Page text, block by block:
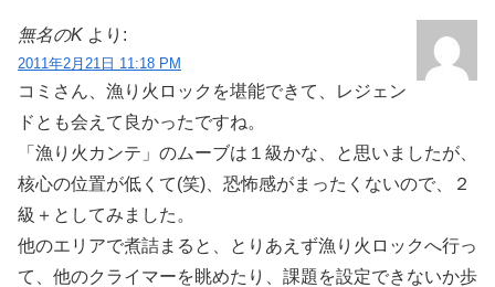
無名のK より:
2011年2月21日 11:18 PM
コミさん、漁り火ロックを堪能できて、レジェン
ドとも会えて良かったですね。
「漁り火カンテ」のムーブは１級かな、と思いましたが、
核心の位置が低くて(笑)、恐怖感がまったくないので、２
級＋としてみました。
他のエリアで煮詰まると、とりあえず漁り火ロックへ行っ
て、他のクライマーを眺めたり、課題を設定できないか歩